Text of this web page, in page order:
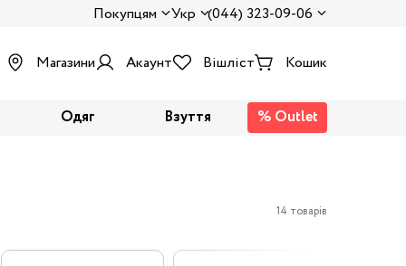
Покупцям Укр (044) 323-09-06
Магазини Акаунт Вішліст Кошик
Одяг Взуття
% Outlet
14 товарів